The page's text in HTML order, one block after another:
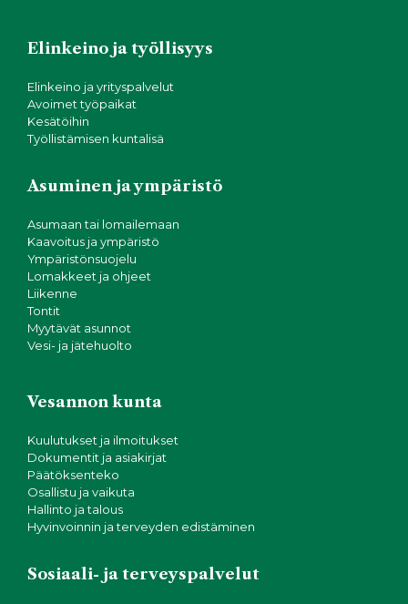
Elinkeino ja työllisyys
Elinkeino ja yrityspalvelut
Avoimet työpaikat
Kesätöihin
Työllistämisen kuntalisä
Asuminen ja ympäristö
Asumaan tai lomailemaan
Kaavoitus ja ympäristö
Ympäristönsuojelu
Lomakkeet ja ohjeet
Liikenne
Tontit
Myytävät asunnot
Vesi- ja jätehuolto
Vesannon kunta
Kuulutukset ja ilmoitukset
Dokumentit ja asiakirjat
Päätöksenteko
Osallistu ja vaikuta
Hallinto ja talous
Hyvinvoinnin ja terveyden edistäminen
Sosiaali- ja terveyspalvelut